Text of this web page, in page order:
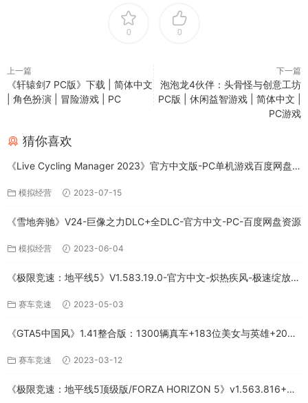
0 0
上一篇
《轩辕剑7 PC版》下载 | 简体中文
| 角色扮演 | 冒险游戏 | PC
下一篇
泡泡龙4伙伴：头骨怪与创意工坊
PC版 | 休闲益智游戏 | 简体中文 |
PC游戏
猜你喜欢
《Live Cycling Manager 2023》官方中文版-PC单机游戏百度网盘
模拟经营 2023-07-15
《雪地奔驰》V24-巨像之力DLC+全DLC-官方中文-PC-百度网盘资源
模拟经营 2023-06-04
《极限竞速：地平线5》V1.583.19.0-官方中文-炽热疾风-极速绽放
赛车竞速 2023-05-03
《GTA5中国风》1.41整合版：1300辆真车+183位美女与英雄+200%
赛车竞速 2023-03-12
《极限竞速：地平线5顶级版/FORZA HORIZON 5》v1.563.816+全